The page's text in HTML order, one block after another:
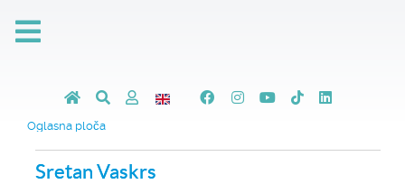
Oglasna ploča
Sretan Vaskrs